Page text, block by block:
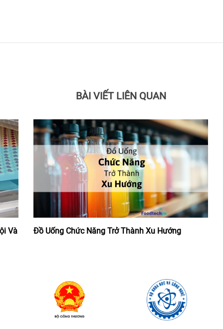
BÀI VIẾT LIÊN QUAN
Và
Đồ Uống Chức Năng Trở Thành Xu Hướng